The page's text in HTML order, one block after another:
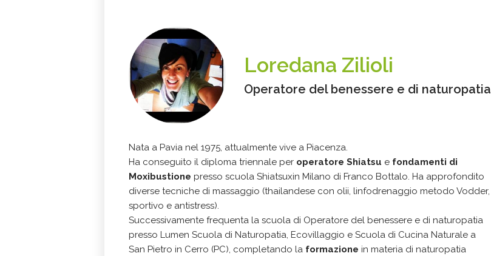
Loredana Zilioli
Operatore del benessere e di naturopatia
Nata a Pavia nel 1975, attualmente vive a Piacenza.
Ha conseguito il diploma triennale per operatore Shiatsu e fondamenti di
Moxibustione presso scuola Shiatsuxin Milano di Franco Bottalo. Ha approfondito
diverse tecniche di massaggio (thailandese con olii, linfodrenaggio metodo Vodder,
sportivo e antistress).
Successivamente frequenta la scuola di Operatore del benessere e di naturopatia
presso Lumen Scuola di Naturopatia, Ecovillaggio e Scuola di Cucina Naturale a
San Pietro in Cerro (PC), completando la formazione in materia di naturopatia